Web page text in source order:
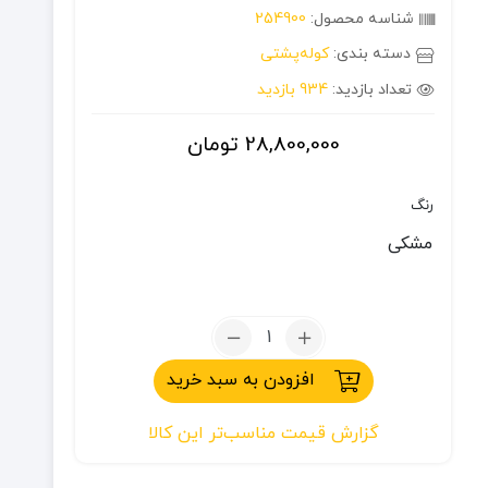
شناسه محصول: 254900
دسته بندی:کوله‌پشتی
تعداد بازدید: 934 بازدید
28,800,000 تومان
رنگ
مشکی
تعداد:
کوله
پشتی
32+10
لیتری
افزودن به سبد خرید
گزارش قیمت مناسب‌تر این کالا